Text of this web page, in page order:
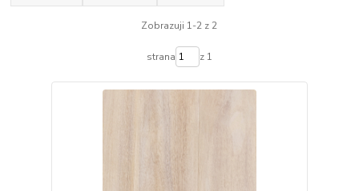
Zobrazuji 1-2 z 2
strana z 1